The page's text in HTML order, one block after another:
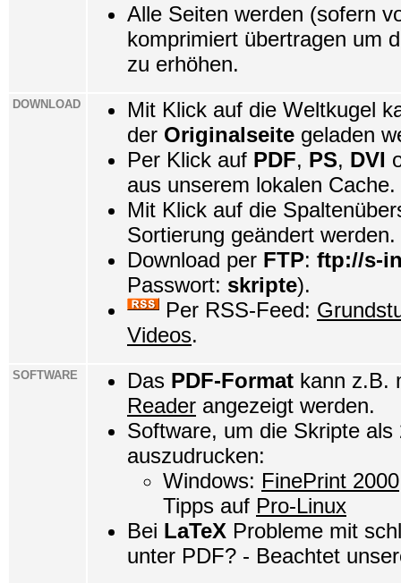
Alle Seiten werden (sofern
komprimiert übertragen um
zu erhöhen.
DOWNLOAD
Mit Klick auf die Weltkugel
der Originalseite geladen
Per Klick auf PDF, PS, DVI
aus unserem lokalen Cache.
Mit Klick auf die
Sortierung geändert werden.
Download per FTP: ftp://s-
Passwort: skripte).
Per RSS-Feed:
Videos.
SOFTWARE Das PDF-Format kann z.B.
Reader angezeigt werden.
Software, um die Skripte
auszudrucken:
Windows: FinePrint 2000
Tipps auf Pro-Linux
Bei LaTeX Probleme mit
unter PDF? - Beachtet